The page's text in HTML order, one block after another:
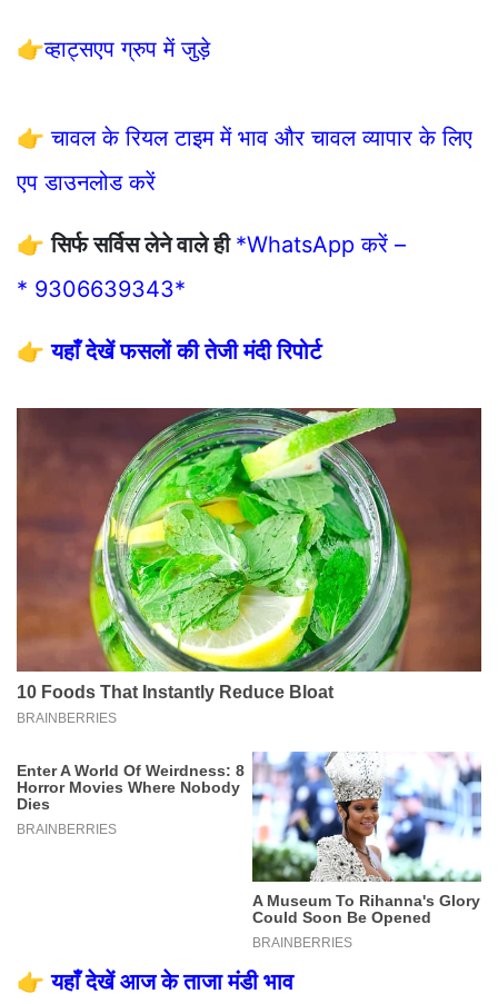
👉व्हाट्सएप ग्रुप में जुड़े
👉चावल के रियल टाइम में भाव और चावल व्यापार के लिए
एप डाउनलोड करें
👉सिर्फ सर्विस लेने वाले ही *WhatsApp करें –
* 9306639343*
👉यहाँ देखें फसलों की तेजी मंदी रिपोर्ट
👉यहाँ देखें आज के ताजा मंडी भाव